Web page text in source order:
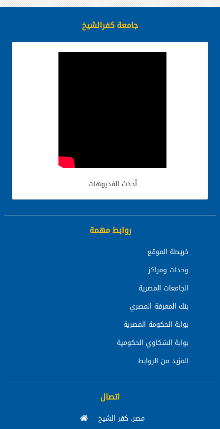
جامعة كفرالشيخ
أحدث الفديوهات
روابط مهمة
خريطة الموقع
وحدات ومراكز
الجامعات المصرية
بنك المعرفة المصري
بوابة الحكومة المصرية
بوابة الشكاوي الحكومية
المزيد من الروابط
اتصال
مصر، كفر الشيخ